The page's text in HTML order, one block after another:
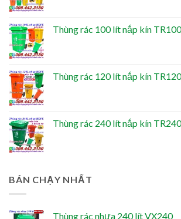
Thùng rác 100 lít nắp kín TR100
Thùng rác 120 lít nắp kín TR120
Thùng rác 240 lít nắp kín TR240
BÁN CHẠY NHẤT
Thùng rác nhựa 240 lít VX240